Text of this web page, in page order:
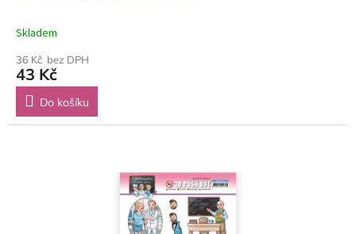
Skladem
36 Kč bez DPH
43 Kč
Do košíku